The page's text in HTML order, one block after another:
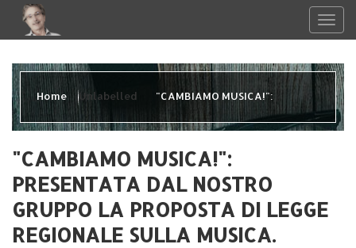
Home Unlabelled "CAMBIAMO MUSICA!":
REGIONALE SULLA MUSICA.
"CAMBIAMO MUSICA!":
PRESENTATA DAL NOSTRO
GRUPPO LA PROPOSTA DI LEGGE
REGIONALE SULLA MUSICA.